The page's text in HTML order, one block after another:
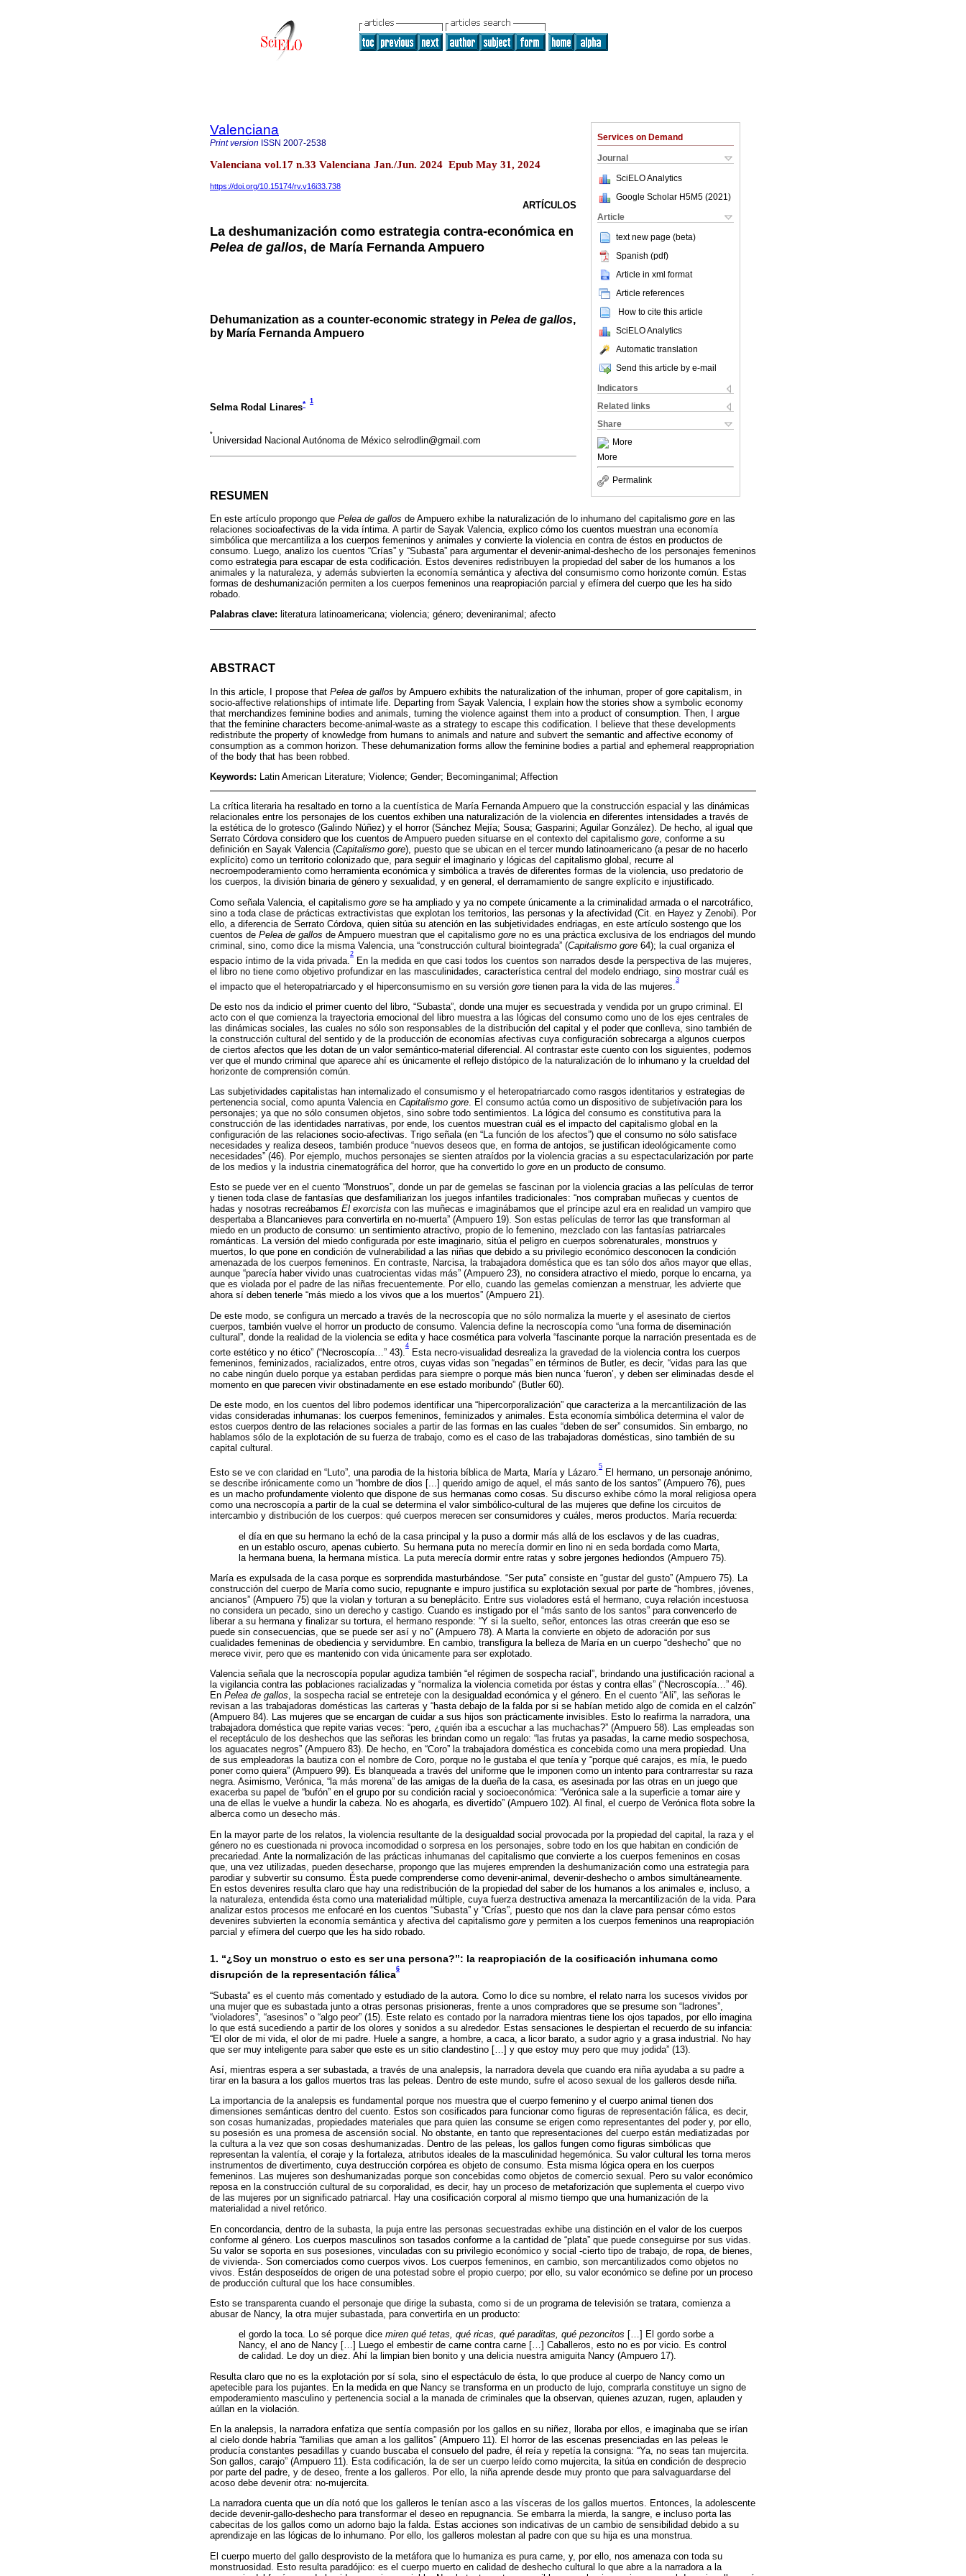
Services on Demand
Journal
SciELO Analytics
Google Scholar H5M5 (2021 )
Article
text new page (beta)
Spanish (pdf)
Article in xml format
Article references
How to cite this article
SciELO Analytics
Automatic translation
Send this article by e-mail
Indicators
Related links
Share
More
More
Permalink
Valenciana
Print version ISSN 2007-2538
Valenciana vol.17 n.33 Valenciana Jan./Jun. 2024 Epub May 31, 2024
https://doi.org/10.15174/rv.v16i33.738
ARTÍCULOS
La deshumanización como estrategia contra-económica en
Pelea de gallos, de María Fernanda Ampuero
Dehumanization as a counter-economic strategy in Pelea de gallos,
by María Fernanda Ampuero
Selma Rodal Linares* 1
*
Universidad Nacional Autónoma de México selrodlin@gmail.com
RESUMEN
En este artículo propongo que Pelea de gallos de Ampuero exhibe la naturalización de lo inhumano del capitalismo gore en las
relaciones socioafectivas de la vida íntima. A partir de Sayak Valencia, explico cómo los cuentos muestran una economía
simbólica que mercantiliza a los cuerpos femeninos y animales y convierte la violencia en contra de éstos en productos de
consumo. Luego, analizo los cuentos “Crías” y “Subasta” para argumentar el devenir-animal-deshecho de los personajes femeninos
como estrategia para escapar de esta codificación. Estos devenires redistribuyen la propiedad del saber de los humanos a los
animales y la naturaleza, y además subvierten la economía semántica y afectiva del consumismo como horizonte común. Estas
formas de deshumanización permiten a los cuerpos femeninos una reapropiación parcial y efímera del cuerpo que les ha sido
robado.
Palabras clave: literatura latinoamericana; violencia; género; deveniranimal; afecto
ABSTRACT
In this article, I propose that Pelea de gallos by Ampuero exhibits the naturalization of the inhuman, proper of gore capitalism, in
socio-affective relationships of intimate life. Departing from Sayak Valencia, I explain how the stories show a symbolic economy
that merchandizes feminine bodies and animals, turning the violence against them into a product of consumption. Then, I argue
that the feminine characters become-animal-waste as a strategy to escape this codification. I believe that these developments
redistribute the property of knowledge from humans to animals and nature and subvert the semantic and affective economy of
consumption as a common horizon. These dehumanization forms allow the feminine bodies a partial and ephemeral reappropriation
of the body that has been robbed.
Keywords: Latin American Literature; Violence; Gender; Becominganimal; Affection
La crítica literaria ha resaltado en torno a la cuentística de María Fernanda Ampuero que la construcción espacial y las dinámicas
relacionales entre los personajes de los cuentos exhiben una naturalización de la violencia en diferentes intensidades a través de
la estética de lo grotesco (Galindo Núñez) y el horror (Sánchez Mejía; Sousa; Gasparini; Aguilar González). De hecho, al igual que
Serrato Córdova considero que los cuentos de Ampuero pueden situarse en el contexto del capitalismo gore, conforme a su
definición en Sayak Valencia (Capitalismo gore), puesto que se ubican en el tercer mundo latinoamericano (a pesar de no hacerlo
explícito) como un territorio colonizado que, para seguir el imaginario y lógicas del capitalismo global, recurre al
necroempoderamiento como herramienta económica y simbólica a través de diferentes formas de la violencia, uso predatorio de
los cuerpos, la división binaria de género y sexualidad, y en general, el derramamiento de sangre explícito e injustificado.
Como señala Valencia, el capitalismo gore se ha ampliado y ya no compete únicamente a la criminalidad armada o el narcotráfico,
sino a toda clase de prácticas extractivistas que explotan los territorios, las personas y la afectividad (Cit. en Hayez y Zenobi). Por
ello, a diferencia de Serrato Córdova, quien sitúa su atención en las subjetividades endriagas, en este artículo sostengo que los
cuentos de Pelea de gallos de Ampuero muestran que el capitalismo gore no es una práctica exclusiva de los endriagos del mundo
criminal, sino, como dice la misma Valencia, una “construcción cultural biointegrada” (Capitalismo gore 64); la cual organiza el
espacio íntimo de la vida privada.
2
En la medida en que casi todos los cuentos son narrados desde la perspectiva de las mujeres,
el libro no tiene como objetivo profundizar en las masculinidades, característica central del modelo endriago, sino mostrar cuál es
el impacto que el heteropatriarcado y el hiperconsumismo en su versión gore tienen para la vida de las mujeres.
3
De esto nos da indicio el primer cuento del libro, “Subasta”, donde una mujer es secuestrada y vendida por un grupo criminal. El
acto con el que comienza la trayectoria emocional del libro muestra a las lógicas del consumo como uno de los ejes centrales de
las dinámicas sociales, las cuales no sólo son responsables de la distribución del capital y el poder que conlleva, sino también de
la construcción cultural del sentido y de la producción de economías afectivas cuya configuración sobrecarga a algunos cuerpos
de ciertos afectos que les dotan de un valor semántico-material diferencial. Al contrastar este cuento con los siguientes, podemos
ver que el mundo criminal que aparece ahí es únicamente el reflejo distópico de la naturalización de lo inhumano y la crueldad del
horizonte de comprensión común.
Las subjetividades capitalistas han internalizado el consumismo y el heteropatriarcado como rasgos identitarios y estrategias de
pertenencia social, como apunta Valencia en Capitalismo gore. El consumo actúa como un dispositivo de subjetivación para los
personajes; ya que no sólo consumen objetos, sino sobre todo sentimientos. La lógica del consumo es constitutiva para la
construcción de las identidades narrativas, por ende, los cuentos muestran cuál es el impacto del capitalismo global en la
configuración de las relaciones socio-afectivas. Trigo señala (en “La función de los afectos”) que el consumo no sólo satisface
necesidades y realiza deseos, también produce “nuevos deseos que, en forma de antojos, se justifican ideológicamente como
necesidades” (46). Por ejemplo, muchos personajes se sienten atraídos por la violencia gracias a su espectacularización por parte
de los medios y la industria cinematográfica del horror, que ha convertido lo gore en un producto de consumo.
Esto se puede ver en el cuento “Monstruos”, donde un par de gemelas se fascinan por la violencia gracias a las películas de terror
y tienen toda clase de fantasías que desfamiliarizan los juegos infantiles tradicionales: “nos compraban muñecas y cuentos de
hadas y nosotras recreábamos El exorcista con las muñecas e imaginábamos que el príncipe azul era en realidad un vampiro que
despertaba a Blancanieves para convertirla en no-muerta” (Ampuero 19). Son estas películas de terror las que transforman al
miedo en un producto de consumo: un sentimiento atractivo, propio de lo femenino, mezclado con las fantasías patriarcales
románticas. La versión del miedo configurada por este imaginario, sitúa el peligro en cuerpos sobrenaturales, monstruos y
muertos, lo que pone en condición de vulnerabilidad a las niñas que debido a su privilegio económico desconocen la condición
amenazada de los cuerpos femeninos. En contraste, Narcisa, la trabajadora doméstica que es tan sólo dos años mayor que ellas,
aunque “parecía haber vivido unas cuatrocientas vidas más” (Ampuero 23), no considera atractivo el miedo, porque lo encarna, ya
que es violada por el padre de las niñas frecuentemente. Por ello, cuando las gemelas comienzan a menstruar, les advierte que
ahora sí deben tenerle “más miedo a los vivos que a los muertos” (Ampuero 21).
De este modo, se configura un mercado a través de la necroscopía que no sólo normaliza la muerte y el asesinato de ciertos
cuerpos, también vuelve el horror un producto de consumo. Valencia define la necroscopía como “una forma de diseminación
cultural”, donde la realidad de la violencia se edita y hace cosmética para volverla “fascinante porque la narración presentada es de
corte estético y no ético” (“Necroscopía…” 43).
4
Esta necro-visualidad desrealiza la gravedad de la violencia contra los cuerpos
femeninos, feminizados, racializados, entre otros, cuyas vidas son “negadas” en términos de Butler, es decir, “vidas para las que
no cabe ningún duelo porque ya estaban perdidas para siempre o porque más bien nunca ‘fueron’, y deben ser eliminadas desde el
momento en que parecen vivir obstinadamente en ese estado moribundo” (Butler 60).
De este modo, en los cuentos del libro podemos identificar una “hipercorporalización” que caracteriza a la mercantilización de las
vidas consideradas inhumanas: los cuerpos femeninos, feminizados y animales. Esta economía simbólica determina el valor de
estos cuerpos dentro de las relaciones sociales a partir de las formas en las cuales “deben de ser” consumidos. Sin embargo, no
hablamos sólo de la explotación de su fuerza de trabajo, como es el caso de las trabajadoras domésticas, sino también de su
capital cultural.
Esto se ve con claridad en “Luto”, una parodia de la historia bíblica de Marta, María y Lázaro.
5
El hermano, un personaje anónimo,
se describe irónicamente como un “hombre de dios [...] querido amigo de aquel, el más santo de los santos” (Ampuero 76), pues
es un macho profundamente violento que dispone de sus hermanas como cosas. Su discurso exhibe cómo la moral religiosa opera
como una necroscopía a partir de la cual se determina el valor simbólico-cultural de las mujeres que define los circuitos de
intercambio y distribución de los cuerpos: qué cuerpos merecen ser consumidores y cuáles, meros productos. María recuerda:
el día en que su hermano la echó de la casa principal y la puso a dormir más allá de los esclavos y de las cuadras,
en un establo oscuro, apenas cubierto. Su hermana puta no merecía dormir en lino ni en seda bordada como Marta,
la hermana buena, la hermana mística. La puta merecía dormir entre ratas y sobre jergones hediondos (Ampuero 75).
María es expulsada de la casa porque es sorprendida masturbándose. “Ser puta” consiste en “gustar del gusto” (Ampuero 75). La
construcción del cuerpo de María como sucio, repugnante e impuro justifica su explotación sexual por parte de “hombres, jóvenes,
ancianos” (Ampuero 75) que la violan y torturan a su beneplácito. Entre sus violadores está el hermano, cuya relación incestuosa
no considera un pecado, sino un derecho y castigo. Cuando es instigado por el “más santo de los santos” para convencerlo de
liberar a su hermana y finalizar su tortura, el hermano responde: “Y si la suelto, señor, entonces las otras creerán que eso se
puede sin consecuencias, que se puede ser así y no” (Ampuero 78). A Marta la convierte en objeto de adoración por sus
cualidades femeninas de obediencia y servidumbre. En cambio, transfigura la belleza de María en un cuerpo “deshecho” que no
merece vivir, pero que es mantenido con vida únicamente para ser explotado.
Valencia señala que la necroscopía popular agudiza también “el régimen de sospecha racial”, brindando una justificación racional a
la vigilancia contra las poblaciones racializadas y “normaliza la violencia cometida por éstas y contra ellas” (“Necroscopía…” 46).
En Pelea de gallos, la sospecha racial se entreteje con la desigualdad económica y el género. En el cuento “Ali”, las señoras le
revisan a las trabajadoras domésticas las carteras y “hasta debajo de la falda por si se habían metido algo de comida en el calzón”
(Ampuero 84). Las mujeres que se encargan de cuidar a sus hijos son prácticamente invisibles. Esto lo reafirma la narradora, una
trabajadora doméstica que repite varias veces: “pero, ¿quién iba a escuchar a las muchachas?” (Ampuero 58). Las empleadas son
el receptáculo de los deshechos que las señoras les brindan como un regalo: “las frutas ya pasadas, la carne medio sospechosa,
los aguacates negros” (Ampuero 83). De hecho, en “Coro” la trabajadora doméstica es concebida como una mera propiedad. Una
de sus empleadoras la bautiza con el nombre de Coro, porque no le gustaba el que tenía y “porque qué carajos, es mía, le puedo
poner como quiera” (Ampuero 99). Es blanqueada a través del uniforme que le imponen como un intento para contrarrestar su raza
negra. Asimismo, Verónica, “la más morena” de las amigas de la dueña de la casa, es asesinada por las otras en un juego que
exacerba su papel de “bufón” en el grupo por su condición racial y socioeconómica: “Verónica sale a la superficie a tomar aire y
una de ellas le vuelve a hundir la cabeza. No es ahogarla, es divertido” (Ampuero 102). Al final, el cuerpo de Verónica flota sobre la
alberca como un desecho más.
En la mayor parte de los relatos, la violencia resultante de la desigualdad social provocada por la propiedad del capital, la raza y el
género no es cuestionada ni provoca incomodidad o sorpresa en los personajes, sobre todo en los que habitan en condición de
precariedad. Ante la normalización de las prácticas inhumanas del capitalismo que convierte a los cuerpos femeninos en cosas
que, una vez utilizadas, pueden desecharse, propongo que las mujeres emprenden la deshumanización como una estrategia para
parodiar y subvertir su consumo. Ésta puede comprenderse como devenir-animal, devenir-deshecho o ambos simultáneamente.
En estos devenires resulta claro que hay una redistribución de la propiedad del saber de los humanos a los animales e, incluso, a
la naturaleza, entendida ésta como una materialidad múltiple, cuya fuerza destructiva amenaza la mercantilización de la vida. Para
analizar estos procesos me enfocaré en los cuentos “Subasta” y “Crías”, puesto que nos dan la clave para pensar cómo estos
devenires subvierten la economía semántica y afectiva del capitalismo gore y permiten a los cuerpos femeninos una reapropiación
parcial y efímera del cuerpo que les ha sido robado.
1. “¿Soy un monstruo o esto es ser una persona?”: la reapropiación de la cosificación inhumana como
disrupción de la representación fálica
6
“Subasta” es el cuento más comentado y estudiado de la autora. Como lo dice su nombre, el relato narra los sucesos vividos por
una mujer que es subastada junto a otras personas prisioneras, frente a unos compradores que se presume son “ladrones”,
“violadores”, “asesinos” o “algo peor” (15). Este relato es contado por la narradora mientras tiene los ojos tapados, por ello imagina
lo que está sucediendo a partir de los olores y sonidos a su alrededor. Estas sensaciones le despiertan el recuerdo de su infancia:
“El olor de mi vida, el olor de mi padre. Huele a sangre, a hombre, a caca, a licor barato, a sudor agrio y a grasa industrial. No hay
que ser muy inteligente para saber que este es un sitio clandestino […] y que estoy muy pero que muy jodida” (13).
Así, mientras espera a ser subastada, a través de una analepsis, la narradora devela que cuando era niña ayudaba a su padre a
tirar en la basura a los gallos muertos tras las peleas. Dentro de este mundo, sufre el acoso sexual de los galleros desde niña.
La importancia de la analepsis es fundamental porque nos muestra que el cuerpo femenino y el cuerpo animal tienen dos
dimensiones semánticas dentro del cuento. Estos son cosificados para funcionar como figuras de representación fálica, es decir,
son cosas humanizadas, propiedades materiales que para quien las consume se erigen como representantes del poder y, por ello,
su posesión es una promesa de ascensión social. No obstante, en tanto que representaciones del cuerpo están mediatizadas por
la cultura a la vez que son cosas deshumanizadas. Dentro de las peleas, los gallos fungen como figuras simbólicas que
representan la valentía, el coraje y la fortaleza, atributos ideales de la masculinidad hegemónica. Su valor cultural les torna meros
instrumentos de divertimento, cuya destrucción corpórea es objeto de consumo. Esta misma lógica opera en los cuerpos
femeninos. Las mujeres son deshumanizadas porque son concebidas como objetos de comercio sexual. Pero su valor económico
reposa en la construcción cultural de su corporalidad, es decir, hay un proceso de metaforización que suplementa el cuerpo vivo
de las mujeres por un significado patriarcal. Hay una cosificación corporal al mismo tiempo que una humanización de la
materialidad a nivel retórico.
En concordancia, dentro de la subasta, la puja entre las personas secuestradas exhibe una distinción en el valor de los cuerpos
conforme al género. Los cuerpos masculinos son tasados conforme a la cantidad de “plata” que puede conseguirse por sus vidas.
Su valor se soporta en sus posesiones, vinculadas con su privilegio económico y social -cierto tipo de trabajo, de ropa, de bienes,
de vivienda-. Son comerciados como cuerpos vivos. Los cuerpos femeninos, en cambio, son mercantilizados como objetos no
vivos. Están desposeídos de origen de una potestad sobre el propio cuerpo; por ello, su valor económico se define por un proceso
de producción cultural que los hace consumibles.
Esto se transparenta cuando el personaje que dirige la subasta, como si de un programa de televisión se tratara, comienza a
abusar de Nancy, la otra mujer subastada, para convertirla en un producto:
el gordo la toca. Lo sé porque dice miren qué tetas, qué ricas, qué paraditas, qué pezoncitos […] El gordo sorbe a
Nancy, el ano de Nancy […] Luego el embestir de carne contra carne […] Caballeros, esto no es por vicio. Es control
de calidad. Le doy un diez. Ahí la limpian bien bonito y una delicia nuestra amiguita Nancy (Ampuero 17).
Resulta claro que no es la explotación por sí sola, sino el espectáculo de ésta, lo que produce al cuerpo de Nancy como un
apetecible para los pujantes. En la medida en que Nancy se transforma en un producto de lujo, comprarla constituye un signo de
empoderamiento masculino y pertenencia social a la manada de criminales que la observan, quienes azuzan, rugen, aplauden y
aúllan en la violación.
En la analepsis, la narradora enfatiza que sentía compasión por los gallos en su niñez, lloraba por ellos, e imaginaba que se irían
al cielo donde habría “familias que aman a los gallitos” (Ampuero 11). El horror de las escenas presenciadas en las peleas le
producía constantes pesadillas y cuando buscaba el consuelo del padre, él reía y repetía la consigna: “Ya, no seas tan mujercita.
Son gallos, carajo” (Ampuero 11). Esta codificación, la de ser un cuerpo leído como mujercita, la sitúa en condición de desprecio
por parte del padre, y de deseo, frente a los galleros. Por ello, la niña aprende desde muy pronto que para salvaguardarse del
acoso debe devenir otra: no-mujercita.
La narradora cuenta que un día notó que los galleros le tenían asco a las vísceras de los gallos muertos. Entonces, la adolescente
decide devenir-gallo-deshecho para transformar el deseo en repugnancia. Se embarra la mierda, la sangre, e incluso porta las
cabecitas de los gallos como un adorno bajo la falda. Estas acciones son indicativas de un cambio de sensibilidad debido a su
aprendizaje en las lógicas de lo inhumano. Por ello, los galleros molestan al padre con que su hija es una monstrua.
El cuerpo muerto del gallo desprovisto de la metáfora que lo humaniza es pura carne, y, por ello, nos amenaza con toda su
monstruosidad. Esto resulta paradójico: es el cuerpo muerto en calidad de deshecho cultural lo que abre a la narradora a la